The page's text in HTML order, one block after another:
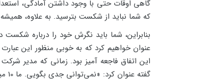
گاهی اوقات حتی با وجود داشتن آمادگی،
که شما نباید از شکست بترسید. به علاوه،
بنابراین، شما باید نگرش خود را درباره
این اتفاق فاجعه آمیز بود. زمانی که مدیر
گفته عنوان کرد: «نمی‌توانی جدی بگویی. ما 10 میلیون دلار برای تو هزینه کرده‌ایم تا درس بگیری.» حقیقت نیز همین است.